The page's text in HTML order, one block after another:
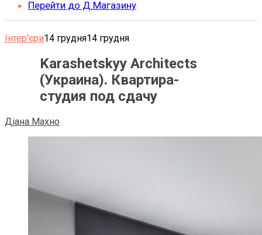
Перейти до Д.Магазину
Інтер'єри14 грудня14 грудня
Karashetskyy Architects
(Украина). Квартира-
студия под сдачу
Діана Махно